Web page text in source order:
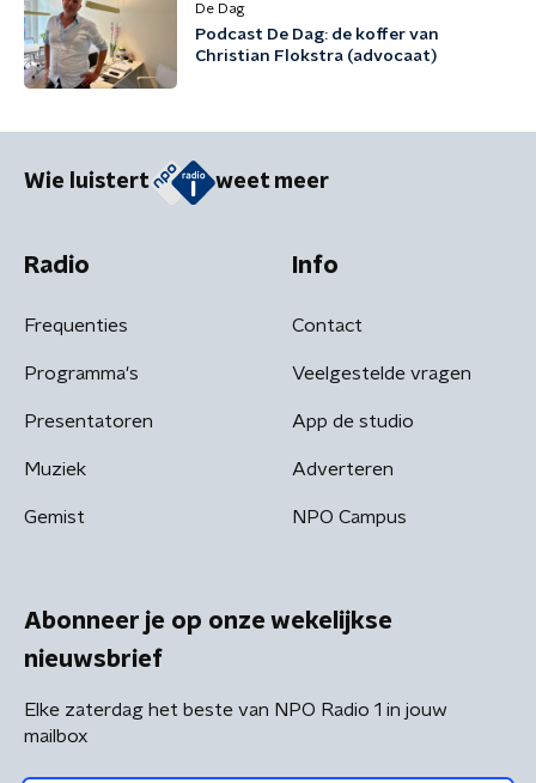
De Dag
Podcast De Dag: de koffer van
Christian Flokstra (advocaat)
Wie luistert weet meer
Radio
Frequenties
Programma's
Presentatoren
Muziek
Gemist
Info
Contact
Veelgestelde vragen
App de studio
Adverteren
NPO Campus
Abonneer je op onze wekelijkse
nieuwsbrief
Elke zaterdag het beste van NPO Radio 1 in jouw
mailbox